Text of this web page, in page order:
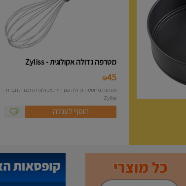
מטרפה גדולה אקולוגית - Zyliss
45
₪
מטרפת נירוסטה גדולה עם ידית אקולוגית תוצרת חברת
Zyliss
הוסף לעגלה